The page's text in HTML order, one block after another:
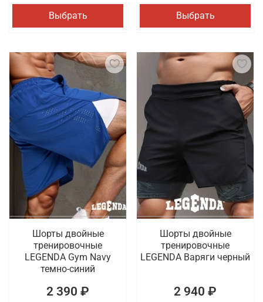
Выбрать Выбрать
Шорты двойные
тренировочные
LEGENDA Gym Navy
темно-синий
2 390 ₽
Шорты двойные
тренировочные
LEGENDA Варяги черный
2 940 ₽